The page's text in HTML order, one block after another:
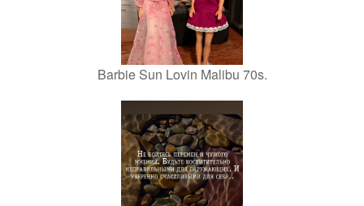
Barbie Sun Lovin Malibu 70s.